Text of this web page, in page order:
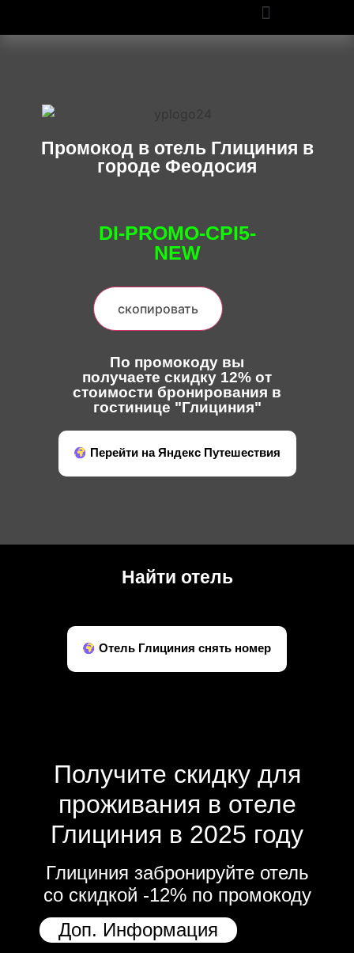
Промокод в отель Глициния в
городе Феодосия
DI-PROMO-CPI5-
NEW
скопировать
По промокоду вы
получаете скидку 12% от
стоимости бронирования в
гостинице "Глициния"
Перейти на Яндекс Путешествия
Найти отель
Отель Глициния снять номер
Получите скидку для
проживания в отеле
Глициния в 2025 году
Глициния забронируйте отель
со скидкой -12% по промокоду
Доп. Информация